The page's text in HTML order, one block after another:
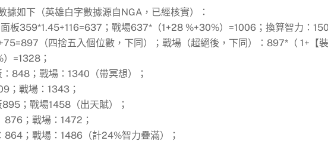
據如下（英雄白字數據源自NGA，已經核實）：
板359*1.45+116=637；戰場637*（1+28 %+30%）=1006；換算智力：
（四捨五入個位數，下同）；戰場（超絕後，下同）：897*（ 1+【
）=1328；
848；戰場：1340（帶冥想）；
；戰場：1343；
；戰場1458（出天賦）；
；戰場：1472；
；戰場：1486（計24%智力疊滿）；